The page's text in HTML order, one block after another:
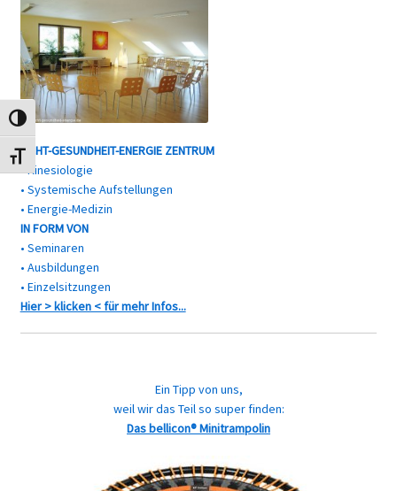
Umschalten auf hohe Kontraste
Schrift vergrößern
LICHT-GESUNDHEIT-ENERGIE ZENTRUM
• Kinesiologie
• Systemische Aufstellungen
• Energie-Medizin
IN FORM VON
• Seminaren
• Ausbildungen
• Einzelsitzungen
Hier > klicken < für mehr Infos...
Ein Tipp von uns,
weil wir das Teil so super finden:
Das bellicon® Minitrampolin